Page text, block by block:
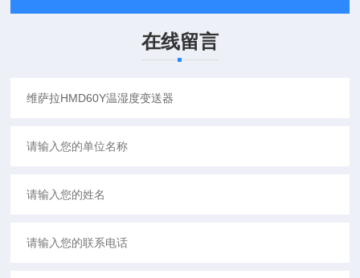
在线留言